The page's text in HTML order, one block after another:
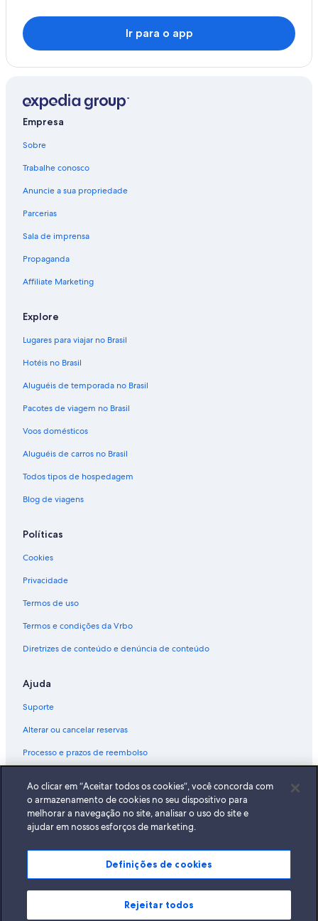
Ir para o app
Empresa
Sobre
Trabalhe conosco
Anuncie a sua propriedade
Parcerias
Sala de imprensa
Propaganda
Affiliate Marketing
Explore
Lugares para viajar no Brasil
Hotéis no Brasil
Aluguéis de temporada no Brasil
Pacotes de viagem no Brasil
Voos domésticos
Aluguéis de carros no Brasil
Todos tipos de hospedagem
Blog de viagens
Políticas
Cookies
Privacidade
Termos de uso
Termos e condições da Vrbo
Diretrizes de conteúdo e denúncia de conteúdo
Ajuda
Suporte
Alterar ou cancelar reservas
Processo e prazos de reembolso
Documentos para viagens internacionais
A Expedia, Inc. não se responsabiliza pelo conteúdo dos sites externos.
© 2026 Expedia, Inc., uma empresa do Expedia Group. Todos os direitos
reservados Expedia e o logotipo da Expedia são marcas registradas da
Ao clicar em “Aceitar todos os cookies”, você concorda com
o armazenamento de cookies no seu dispositivo para
melhorar a navegação no site, analisar o uso do site e
ajudar em nossos esforços de marketing.
Definições de cookies
Rejeitar todos